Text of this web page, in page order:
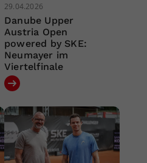
29.04.2026
Danube Upper
Austria Open
powered by SKE:
Neumayer im
Viertelfinale